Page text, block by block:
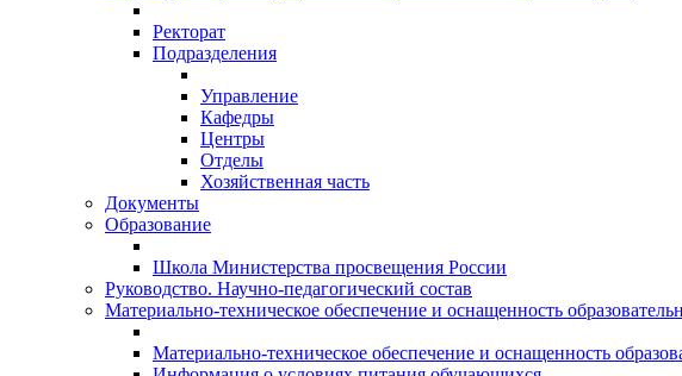
Ректорат
Подразделения
Управление
Кафедры
Центры
Отделы
Хозяйственная часть
Документы
Образование
Школа Министерства просвещения России
Руководство. Научно-педагогический состав
Материально-техническое обеспечение и оснащенность
Материально-техническое обеспечение и оснащенность